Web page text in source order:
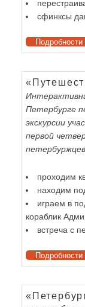
сфинксы
Подробности
Петербурге
экскурсии
первой
проходим
находим
играем в
кораблик
встреча с
Подробности